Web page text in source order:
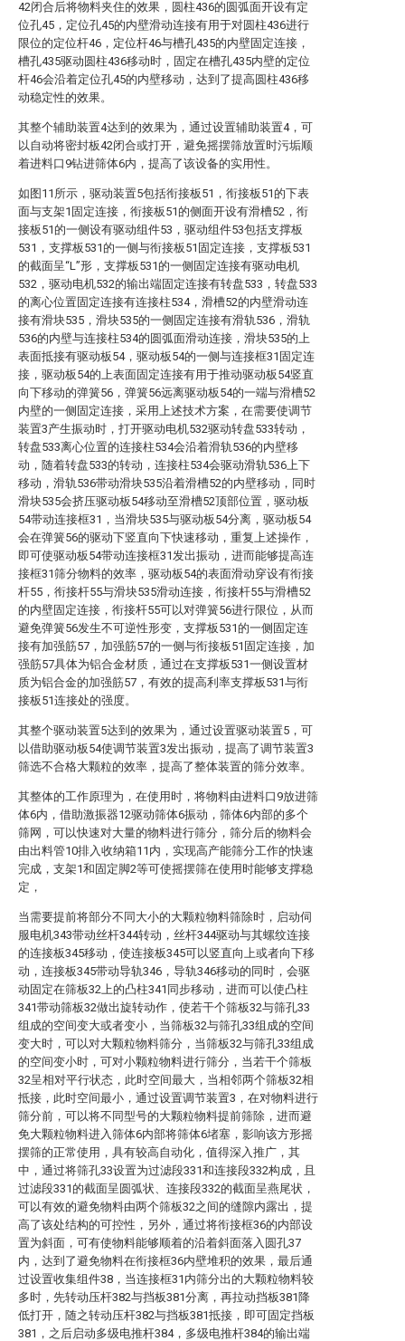
42闭合后将物料夹住的效果，圆柱436的圆弧面开设有定
位孔45，定位孔45的内壁滑动连接有用于对圆柱436进行
限位的定位杆46，定位杆46与槽孔435的内壁固定连接，
槽孔435驱动圆柱436移动时，固定在槽孔435内壁的定位
杆46会沿着定位孔45的内壁移动，达到了提高圆柱436移
动稳定性的效果。
其整个辅助装置4达到的效果为，通过设置辅助装置4，可
以自动将密封板42闭合或打开，避免摇摆筛放置时污垢顺
着进料口9钻进筛体6内，提高了该设备的实用性。
如图11所示，驱动装置5包括衔接板51，衔接板51的下表
面与支架1固定连接，衔接板51的侧面开设有滑槽52，衔
接板51的一侧设有驱动组件53，驱动组件53包括支撑板
531，支撑板531的一侧与衔接板51固定连接，支撑板531
的截面呈“L”形，支撑板531的一侧固定连接有驱动电机
532，驱动电机532的输出端固定连接有转盘533，转盘533
的离心位置固定连接有连接柱534，滑槽52的内壁滑动连
接有滑块535，滑块535的一侧固定连接有滑轨536，滑轨
536的内壁与连接柱534的圆弧面滑动连接，滑块535的上
表面抵接有驱动板54，驱动板54的一侧与连接框31固定连
接，驱动板54的上表面固定连接有用于推动驱动板54竖直
向下移动的弹簧56，弹簧56远离驱动板54的一端与滑槽52
内壁的一侧固定连接，采用上述技术方案，在需要使调节
装置3产生振动时，打开驱动电机532驱动转盘533转动，
转盘533离心位置的连接柱534会沿着滑轨536的内壁移
动，随着转盘533的转动，连接柱534会驱动滑轨536上下
移动，滑轨536带动滑块535沿着滑槽52的内壁移动，同时
滑块535会挤压驱动板54移动至滑槽52顶部位置，驱动板
54带动连接框31，当滑块535与驱动板54分离，驱动板54
会在弹簧56的驱动下竖直向下快速移动，重复上述操作，
即可使驱动板54带动连接框31发出振动，进而能够提高连
接框31筛分物料的效率，驱动板54的表面滑动穿设有衔接
杆55，衔接杆55与滑块535滑动连接，衔接杆55与滑槽52
的内壁固定连接，衔接杆55可以对弹簧56进行限位，从而
避免弹簧56发生不可逆性形变，支撑板531的一侧固定连
接有加强筋57，加强筋57的一侧与衔接板51固定连接，加
强筋57具体为铝合金材质，通过在支撑板531一侧设置材
质为铝合金的加强筋57，有效的提高利率支撑板531与衔
接板51连接处的强度。
其整个驱动装置5达到的效果为，通过设置驱动装置5，可
以借助驱动板54使调节装置3发出振动，提高了调节装置3
筛选不合格大颗粒的效率，提高了整体装置的筛分效率。
其整体的工作原理为，在使用时，将物料由进料口9放进筛
体6内，借助激振器12驱动筛体6振动，筛体6内部的多个
筛网，可以快速对大量的物料进行筛分，筛分后的物料会
由出料管10排入收纳箱11内，实现高产能筛分工作的快速
完成，支架1和固定脚2等可使摇摆筛在使用时能够支撑稳
定，
当需要提前将部分不同大小的大颗粒物料筛除时，启动伺
服电机343带动丝杆344转动，丝杆344驱动与其螺纹连接
的连接板345移动，使连接板345可以竖直向上或者向下移
动，连接板345带动导轨346，导轨346移动的同时，会驱
动固定在筛板32上的凸柱341同步移动，进而可以使凸柱
341带动筛板32做出旋转动作，使若干个筛板32与筛孔33
组成的空间变大或者变小，当筛板32与筛孔33组成的空间
变大时，可以对大颗粒物料筛分，当筛板32与筛孔33组成
的空间变小时，可对小颗粒物料进行筛分，当若干个筛板
32呈相对平行状态，此时空间最大，当相邻两个筛板32相
抵接，此时空间最小，通过设置调节装置3，在对物料进行
筛分前，可以将不同型号的大颗粒物料提前筛除，进而避
免大颗粒物料进入筛体6内部将筛体6堵塞，影响该方形摇
摆筛的正常使用，具有较高自动化，值得深入推广，其
中，通过将筛孔33设置为过滤段331和连接段332构成，且
过滤段331的截面呈圆弧状、连接段332的截面呈燕尾状，
可以有效的避免物料由两个筛板32之间的缝隙内露出，提
高了该处结构的可控性，另外，通过将衔接框36的内部设
置为斜面，可有使物料能够顺着的沿着斜面落入圆孔37
内，达到了避免物料在衔接框36内壁堆积的效果，最后通
过设置收集组件38，当连接框31内筛分出的大颗粒物料较
多时，先转动压杆382与挡板381分离，再拉动挡板381降
低打开，随之转动压杆382与挡板381抵接，即可固定挡板
381，之后启动多级电推杆384，多级电推杆384的输出端